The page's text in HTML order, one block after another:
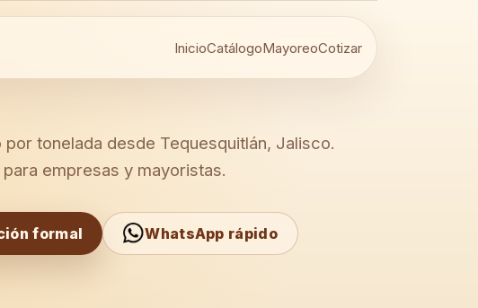
InicioCatálogoMayoreoCotizar
por tonelada desde Tequesquitlán, Jalisco.
empresas y mayoristas.
formal WhatsApp rápido